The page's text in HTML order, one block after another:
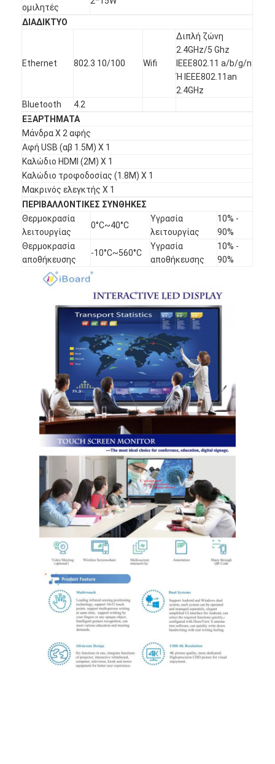
ομιλητές
ΔΙΑΔΙΚΤΥΟ
Ethernet 802.3 10/100 Wifi
Διπλή ζώνη
2.4GHz/5 Ghz
IEEE802.11 a/b/g/n
Ή IEEE802.11an
2.4GHz
Bluetooth
4.2
ΕΞΑΡΤΗΜΑΤΑ
Μάνδρα Χ 2 αφής
Αφή USB (αβ 1.5M) Χ 1
Καλώδιο HDMI (2M) Χ 1
Καλώδιο τροφοδοσίας (1.8M) Χ 1
Μακρινός ελεγκτής Χ 1
ΠΕΡΙΒΑΛΛΟΝΤΙΚΕΣ ΣΥΝΘΗΚΕΣ
Θερμοκρασία
λειτουργίας
0°C~40°C
Υγρασία
λειτουργίας
10% -
90%
Θερμοκρασία
αποθήκευσης
-10°C~560°C
Υγρασία
αποθήκευσης
10% -
90%